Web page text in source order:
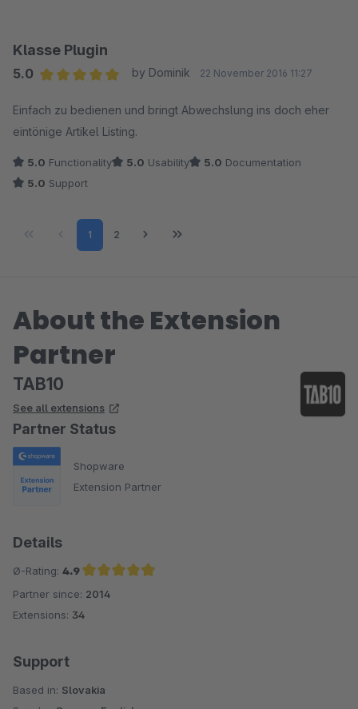
Klasse Plugin
5.0
by Dominik 22 November 2016 11:27
Einfach zu bedienen und bringt Abwechslung ins doch eher
eintönige Artikel Listing.
5.0 Functionality 5.0 Usability 5.0 Documentation
5.0 Support
Page
1 Page
2
About the Extension
Partner
TAB10
See all extensions
Partner Status
Shopware
Extension Partner
Details
Ø-Rating: 4.9
Average rating of 4.9 out of 5 stars
Partner since: 2014
Extensions: 34
Support
Based in: Slovakia